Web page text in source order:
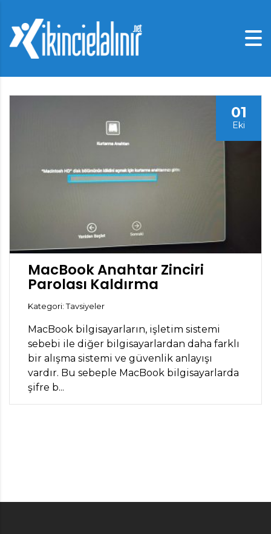
01
Eki
MacBook Anahtar Zinciri
Parolası Kaldırma
Kategori: Tavsiyeler
MacBook bilgisayarların, işletim sistemi
sebebi ile diğer bilgisayarlardan daha farklı
bir alışma sistemi ve güvenlik anlayışı
vardır. Bu sebeple MacBook bilgisayarlarda
şifre b...